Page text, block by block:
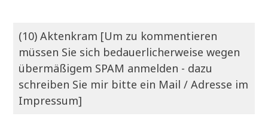
(10) Aktenkram [Um zu kommentieren
müssen Sie sich bedauerlicherweise wegen
übermäßigem SPAM anmelden - dazu
schreiben Sie mir bitte ein Mail / Adresse im
Impressum]